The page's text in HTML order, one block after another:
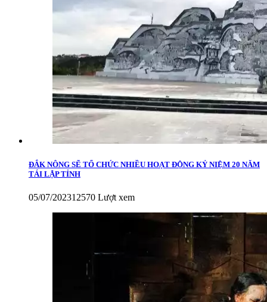
ĐẮK NÔNG SẼ TỔ CHỨC NHIỀU HOẠT ĐỘNG KỶ NIỆM 20 NĂM
TÁI LẬP TỈNH
05/07/202312570 Lượt xem